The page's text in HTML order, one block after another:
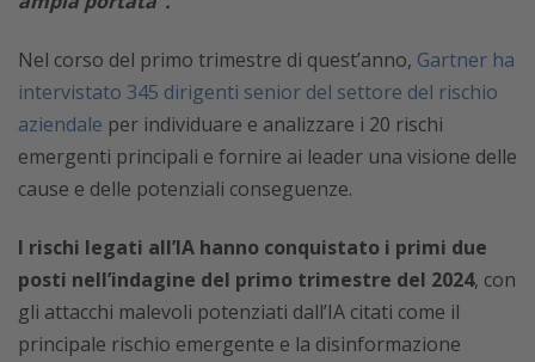
Nel corso del primo trimestre di quest’anno, Gartner ha
intervistato 345 dirigenti senior del settore del rischio
aziendale per individuare e analizzare i 20 rischi
emergenti principali e fornire ai leader una visione delle
cause e delle potenziali conseguenze.
I rischi legati all’IA hanno conquistato i primi due
posti nell’indagine del primo trimestre del 2024, con
gli attacchi malevoli potenziati dall’IA citati come il
principale rischio emergente e la disinformazione